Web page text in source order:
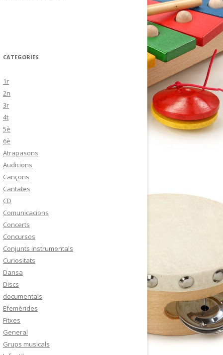
CATEGORIES
1r
2n
3r
4t
5è
6è
Atrapasons
Audicions
Cançons
Cantates
CD
Comunicacions
Concerts
Concursos
Conjunts instrumentals
Curiositats
Dansa
Discs
documentals
Efemèrides
Fitxes
General
Grups musicals